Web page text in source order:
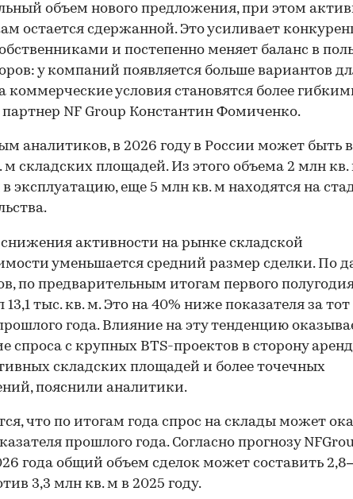
объем нового предложения, при этом
остается сдержанной. Это усиливает
и постепенно меняет баланс в
у компаний появляется больше вариантов
коммерческие условия становятся более
NF Group Константин Фомиченко.
аналитиков, в 2026 году в России может быть
м складских площадей. Из этого объема 2 млн
эксплуатацию, еще 5 млн кв. м находятся на
00:00
активности на рынке складской
уменьшается средний размер сделки. По
по предварительным итогам первого
13,1 тыс. кв. м. Это на 40% ниже показателя за
года. Влияние на эту тенденцию
спроса с крупных BTS-проектов в сторону
складских площадей и более точечных
пояснили аналитики.
что по итогам года спрос на склады может
прошлого года. Согласно прогнозу
года общий объем сделок может составить
3,3 млн кв. м в 2025 году.